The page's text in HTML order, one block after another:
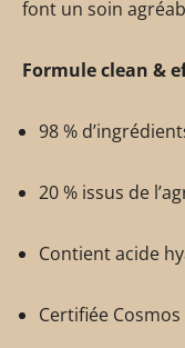
font un soin
Formule clean &
98 %
20 % issus de
Contient acide
Certifiée